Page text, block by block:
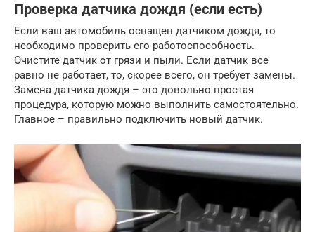
Проверка датчика дождя (если есть)
Если ваш автомобиль оснащен датчиком дождя, то
необходимо проверить его работоспособность.
Очистите датчик от грязи и пыли. Если датчик все
равно не работает, то, скорее всего, он требует замены.
Замена датчика дождя – это довольно простая
процедура, которую можно выполнить самостоятельно.
Главное – правильно подключить новый датчик.